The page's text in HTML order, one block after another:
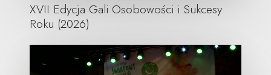
XVII Edycja Gali Osobowości i Sukcesy
Roku (2026)